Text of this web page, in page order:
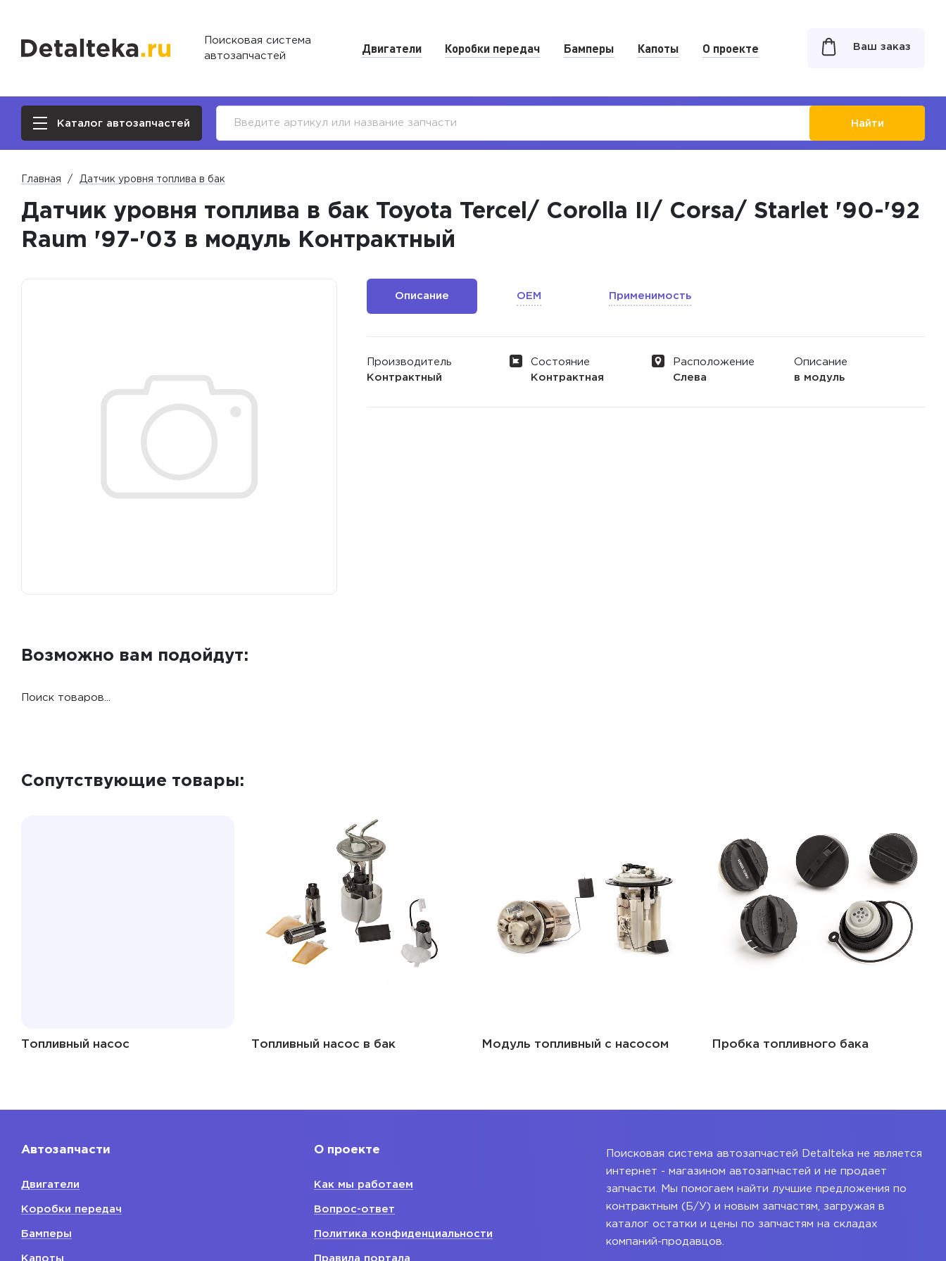
Поисковая система
автозапчастей
Двигатели Коробки передач Бамперы Капоты О проекте Ваш заказ
Каталог автозапчастей Найти
Главная Датчик уровня топлива в бак
Датчик уровня топлива в бак Toyota Tercel/ Corolla II/ Corsa/ Starlet '90-'92
Raum '97-'03 в модуль Контрактный
Описание OEM Применимость
Производитель
Контрактный
Состояние
Контрактная
Расположение
Слева
Описание
в модуль
Возможно вам подойдут:
Поиск товаров...
Сопутствующие товары:
Топливный насос Топливный насос в бак Модуль топливный с насосом Пробка топливного бака
Автозапчасти
Двигатели
Коробки передач
Бамперы
Капоты
О проекте
Как мы работаем
Вопрос-ответ
Политика конфиденциальности
Правила портала
Поисковая система автозапчастей Detalteka не является
интернет - магазином автозапчастей и не продает
запчасти. Мы помогаем найти лучшие предложения по
контрактным (Б/У) и новым запчастям, загружая в
каталог остатки и цены по запчастям на складах
компаний-продавцов.